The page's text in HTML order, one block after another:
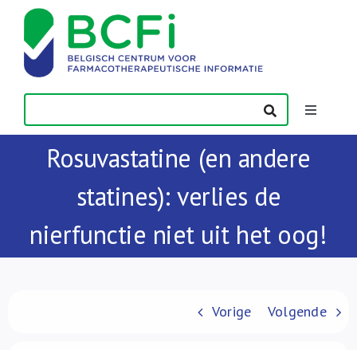
content
Toggle
Nieuws
Publicaties
Vorming
Rosuvastatine (en andere
statines): verlies de
nierfunctie niet uit het oog!
Vorige Volgende